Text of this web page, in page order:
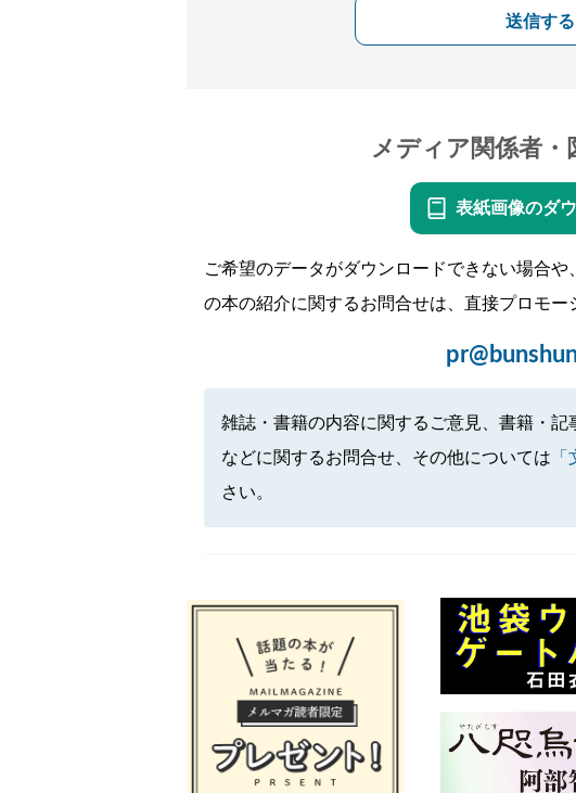
送信する
メディア関係者・
表紙画像のダ
ご希望のデータがダウンロードできない場合
の本の紹介に関するお問合せは、直接プロモー
雑誌・書籍の内容に関するご意見、書籍・記
などに関するお問合せ、その他については
さい。